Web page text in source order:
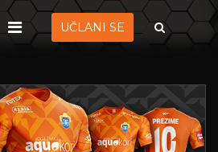
UČLANI SE